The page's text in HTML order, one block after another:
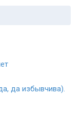
да избывчива).